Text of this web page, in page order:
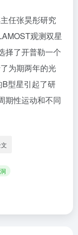
任张昊彤研究
观测双星
择了开普勒一个
为期两年的光
B型星引起了研
期性运动和不同